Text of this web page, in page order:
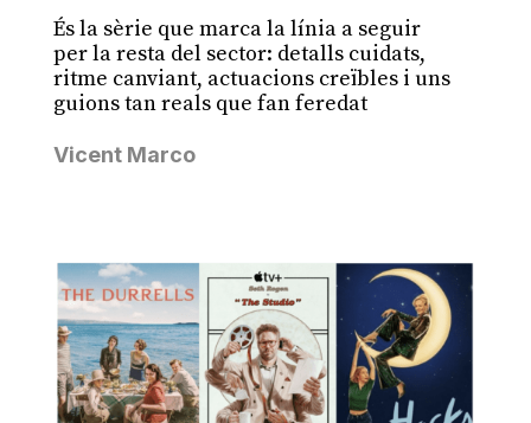
És la sèrie que marca la línia a seguir
per la resta del sector: detalls cuidats,
ritme canviant, actuacions creïbles i uns
guions tan reals que fan feredat
Vicent Marco